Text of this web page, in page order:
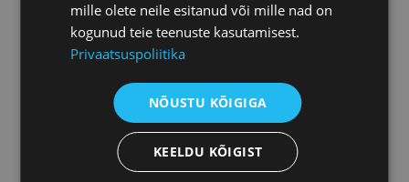
Даем консультации
Решаем споры
mille olete neile esitanud või mille nad on
kogunud teie teenuste kasutamisest.
Privaatsuspoliitika
NÕUSTU KÕIGIGA
KEELDU KÕIGIST